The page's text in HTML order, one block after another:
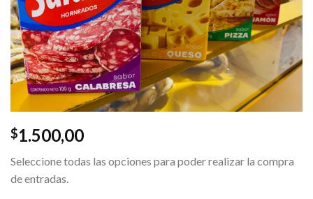
$1.500,00
Seleccione todas las opciones para poder realizar la compra
de entradas.